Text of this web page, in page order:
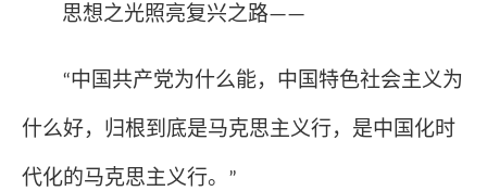
思想之光照亮复兴之路——
“中国共产党为什么能，中国特色社会主义为
什么好，归根到底是马克思主义行，是中国化时
代化的马克思主义行。 ”